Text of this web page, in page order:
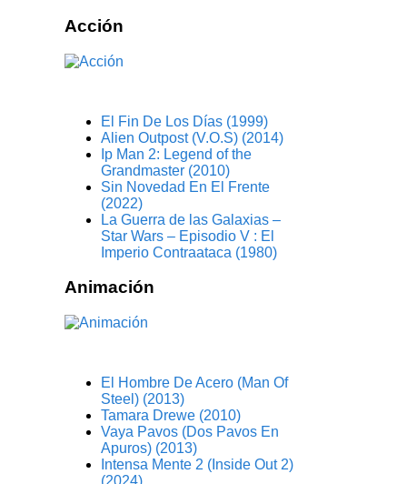
Acción
El Fin De Los Días (1999)
Alien Outpost (V.O.S) (2014)
Ip Man 2: Legend of the
Grandmaster (2010)
Sin Novedad En El Frente
(2022)
La Guerra de las Galaxias –
Star Wars – Episodio V : El
Imperio Contraataca (1980)
Animación
El Hombre De Acero (Man Of
Steel) (2013)
Tamara Drewe (2010)
Vaya Pavos (Dos Pavos En
Apuros) (2013)
Intensa Mente 2 (Inside Out 2)
(2024)